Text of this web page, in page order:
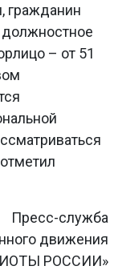
гражданин
должностное
– от 51
Пресс-служба
движения
РОССИИ»